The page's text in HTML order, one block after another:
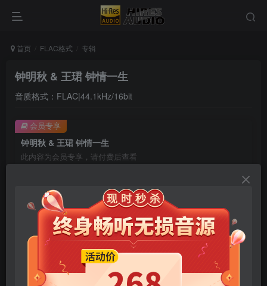
首页 FLAC格式 专辑
钟明秋 & 王珺 钟情一生
音质格式：FLAC|44.1kHz/16bit
钟明秋 & 王珺 钟情一生
此内容为会员专享，请付费后查看
9.9 99
年卡会员 免费 永久会员
立即购买
您当前未登录！建议登陆后购买，可保存购买订单
会员专享